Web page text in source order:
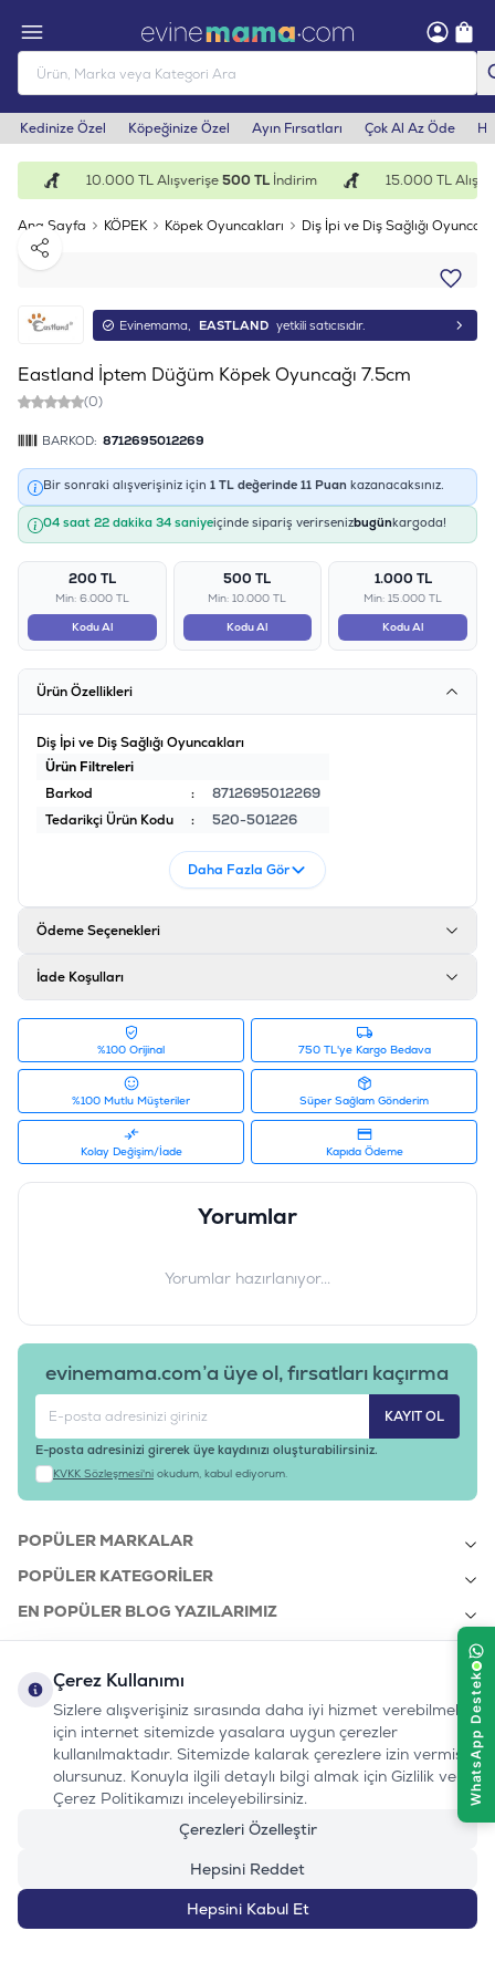
Kedinize Özel Köpeğinize Özel Ayın Fırsatları Çok Al Az Öde
10.000 TL Alışverişe500 TLİndirim 15.000 TL
Ana Sayfa KÖPEK Köpek Oyuncakları
Diş İpi ve Diş Sağlığı
Paylaş
Evinemama, EASTLAND yetkili satıcısıdır.
Eastland İptem Düğüm Köpek Oyuncağı 7.5cm
(0)
BARKOD: 8712695012269
Bir sonraki alışverişiniz için 1 TL değerinde 11 Puan kazanacaksınız.
04 saat 22 dakika 34 saniyeiçinde sipariş verirsenizbugünkargoda!
200 TL
Min: 6.000 TL
Kodu Al
500 TL
Min: 10.000 TL
Kodu Al
1.000 TL
Min: 15.000 TL
Kodu Al
Ürün Özellikleri
Diş İpi ve Diş Sağlığı Oyuncakları
Ürün Filtreleri
Barkod
:
8712695012269
Tedarikçi Ürün Kodu
: 520-501226
Daha Fazla Gör
Ödeme Seçenekleri
İade Koşulları
%100 Orijinal 750 TL'ye Kargo Bedava
%100 Mutlu Müşteriler Süper Sağlam Gönderim
Kolay Değişim/İade Kapıda Ödeme
Yorumlar
Yorumlar hazırlanıyor...
evinemama.com’a üye ol, fırsatları kaçırma
KAYIT OL
E-posta adresinizi girerek üye kaydınızı oluşturabilirsiniz.
KVKK Sözleşmesi'ni okudum, kabul ediyorum.
POPÜLER MARKALAR
POPÜLER KATEGORILER
EN POPÜLER BLOG YAZILARIMIZ
KURUMSAL
bizi takip edin:
Instagram
Youtube
TiktokFacebook
Linkedin
www.evinemama.com
0232 7000 212
%100 MUTLU
MÜŞTERI HATTI
Çerez Kullanımı
Sizlere alışverişiniz sırasında daha iyi hizmet verebilmek
için internet sitemizde yasalara uygun çerezler
kullanılmaktadır. Sitemizde kalarak çerezlere izin vermiş
olursunuz. Konuyla ilgili detaylı bilgi almak için Gizlilik ve
Çerez Politikamızı inceleyebilirsiniz.
Çerezleri Özelleştir
Hepsini Reddet
Hepsini Kabul Et